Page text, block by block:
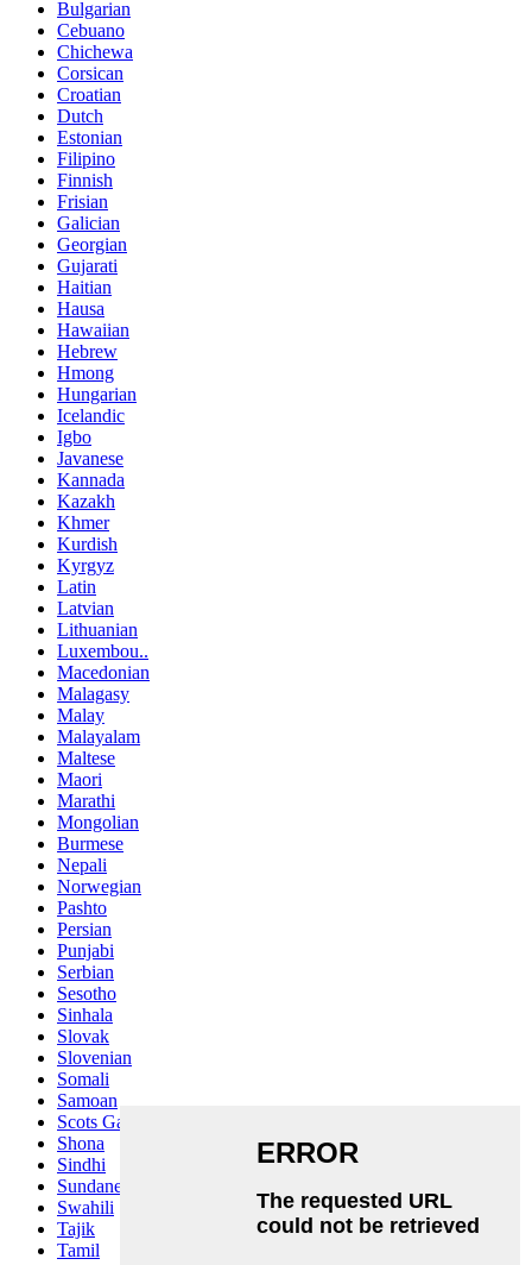
Bulgarian
Cebuano
Chichewa
Corsican
Croatian
Dutch
Estonian
Filipino
Finnish
Frisian
Galician
Georgian
Gujarati
Haitian
Hausa
Hawaiian
Hebrew
Hmong
Hungarian
Icelandic
Igbo
Javanese
Kannada
Kazakh
Khmer
Kurdish
Kyrgyz
Latin
Latvian
Lithuanian
Luxembou..
Macedonian
Malagasy
Malay
Malayalam
Maltese
Maori
Marathi
Mongolian
Burmese
Nepali
Norwegian
Pashto
Persian
Punjabi
Serbian
Sesotho
Sinhala
Slovak
Slovenian
Somali
Samoan
Scots Gaelic
Shona
Sindhi
Sundanese
Swahili
Tajik
Tamil